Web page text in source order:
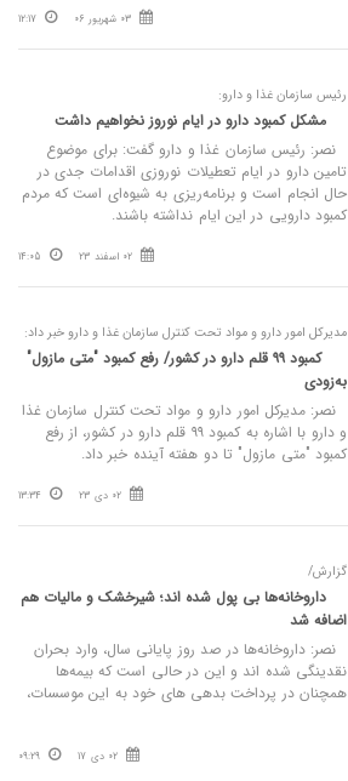
03 شهریور 06 12:17
رئیس سازمان غذا و دارو:
مشکل کمبود دارو در ایام نوروز نخواهیم داشت
نصر: رئیس سازمان غذا و دارو گفت: برای موضوع
تامین دارو در ایام تعطیلات نوروزی اقدامات جدی در
حال انجام است و برنامه‌ریزی به شیوه‌ای است که مردم
کمبود دارویی در این ایام نداشته باشند.
02 اسفند 23 14:05
مدیرکل امور دارو و مواد تحت کنترل سازمان غذا و دارو خبر داد:
کمبود ۹۹ قلم دارو در کشور/ رفع کمبود "متی‌ مازول"
به‌زودی
نصر: مدیرکل امور دارو و مواد تحت کنترل سازمان غذا
و دارو با اشاره به کمبود ۹۹ قلم دارو در کشور، از رفع
کمبود "متی مازول" تا دو هفته آینده خبر داد.
02 دی 23 13:34
گزارش/
داروخانه‌ها بی پول شده اند؛ شیرخشک و مالیات هم
اضافه شد
نصر: داروخانه‌ها در صد روز پایانی سال، وارد بحران
نقدینگی شده اند و این در حالی است که بیمه‌ها
همچنان در پرداخت بدهی های خود به این موسسات،
02 دی 17 09:29